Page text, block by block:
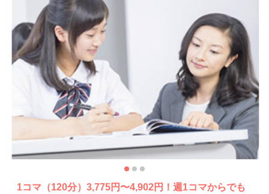
1コマ（120分）3,775円〜4,902円！週1コマからでも